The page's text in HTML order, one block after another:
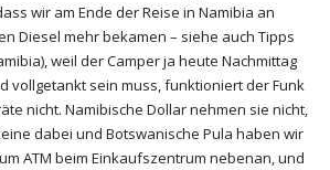
wir am Ende der Reise in Namibia an
Diesel mehr bekamen – siehe auch Tipps
weil der Camper ja heute Nachmittag
vollgetankt sein muss, funktioniert der Funk
nicht. Namibische Dollar nehmen sie nicht,
dabei und Botswanische Pula haben wir
ATM beim Einkaufszentrum nebenan, und